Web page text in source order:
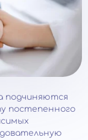
подчиняются
постепенного